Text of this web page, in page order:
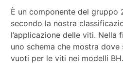
È un componente del gruppo
secondo la nostra
l’applicazione delle viti. Nella
uno schema che mostra
vuoti per le viti nei modelli BH.